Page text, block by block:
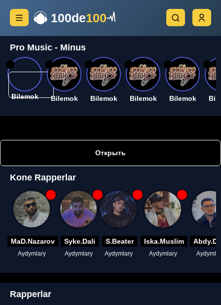
100de100
Pro Music - Minus
Bilemok Bilemok Bilemok Bilemok Bilemok
Открыть
Kone Rapperlar
MaD.Nazarov
Aydymlary
Syke.Dali
Aydymlary
S.Beater
Aydymlary
Iska.Muslim
Aydymlary
Rapperlar